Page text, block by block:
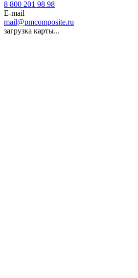
8 800 201 98 98
E-mail
mail@pmcomposite.ru
загрузка карты...